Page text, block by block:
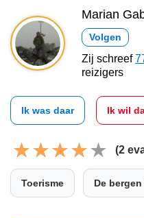
Marian
Volgen
Zij schreef
reizigers
Ik was daar Ik wil
(2
Toerisme De